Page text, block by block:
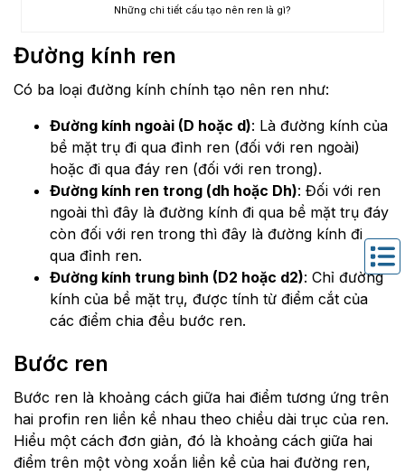
Những chi tiết cấu tạo nên ren là gì?
Đường kính ren
Có ba loại đường kính chính tạo nên ren như:
Đường kính ngoài (D hoặc d): Là đường kính của
bề mặt trụ đi qua đỉnh ren (đối với ren ngoài)
hoặc đi qua đáy ren (đối với ren trong).
Đường kính ren trong (dh hoặc Dh): Đối với ren
ngoài thì đây là đường kính đi qua bề mặt trụ đáy
còn đối với ren trong thì đây là đường kính đi
qua đỉnh ren.
Đường kính trung bình (D2 hoặc d2): Chỉ đường
kính của bề mặt trụ, được tính từ điểm cắt của
các điểm chia đều bước ren.
Bước ren
Bước ren là khoảng cách giữa hai điểm tương ứng trên
hai profin ren liền kề nhau theo chiều dài trục của ren.
Hiểu một cách đơn giản, đó là khoảng cách giữa hai
điểm trên một vòng xoắn liền kề của hai đường ren,